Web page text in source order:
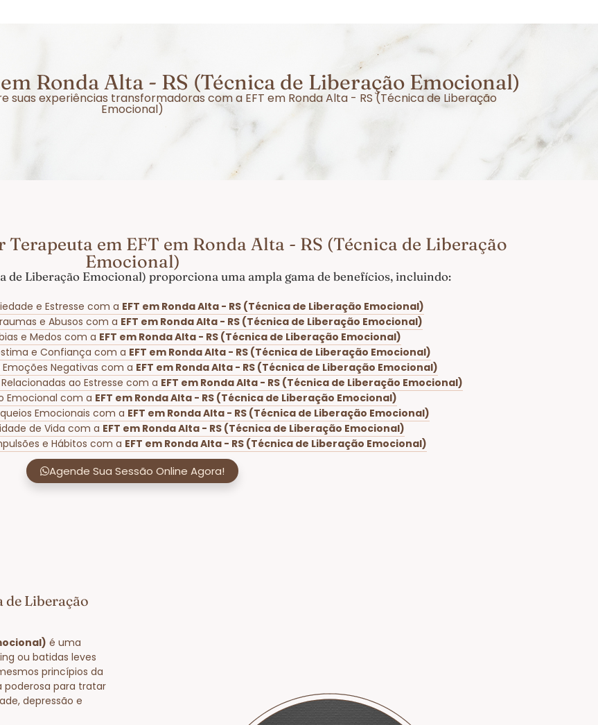
Ronda Alta - RS (Técnica de Liberação Emocional)
suas experiências transformadoras com a EFT em Ronda Alta - RS (Técnica de Liberação
Emocional)
em EFT em Ronda Alta - RS (Técnica de Liberação
Emocional)
de Liberação Emocional) proporciona uma ampla gama de benefícios, incluindo:
e Estresse com a EFT em Ronda Alta - RS (Técnica de Liberação Emocional)
e Abusos com a EFT em Ronda Alta - RS (Técnica de Liberação Emocional)
e Medos com a EFT em Ronda Alta - RS (Técnica de Liberação Emocional)
e Confiança com a EFT em Ronda Alta - RS (Técnica de Liberação Emocional)
Negativas com a EFT em Ronda Alta - RS (Técnica de Liberação Emocional)
ao Estresse com a EFT em Ronda Alta - RS (Técnica de Liberação Emocional)
Emocional com a EFT em Ronda Alta - RS (Técnica de Liberação Emocional)
Emocionais com a EFT em Ronda Alta - RS (Técnica de Liberação Emocional)
de Vida com a EFT em Ronda Alta - RS (Técnica de Liberação Emocional)
e Hábitos com a EFT em Ronda Alta - RS (Técnica de Liberação Emocional)
Agende Sua Sessão Online Agora!
de Liberação
é uma
ou batidas leves
princípios da
poderosa para tratar
depressão e